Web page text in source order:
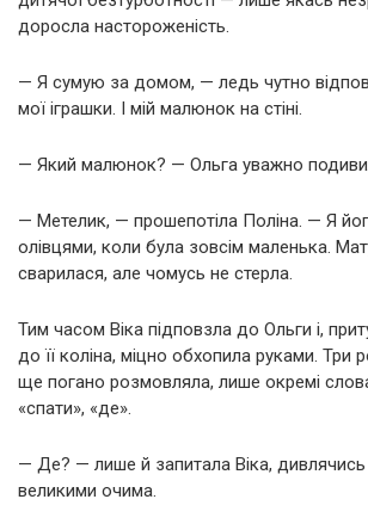
доросла настороженість.
— Я сумую за домом, — ледь чутно
мої іграшки. І мій малюнок на стіні.
— Який малюнок? — Ольга уважно
— Метелик, — прошепотіла Поліна. — Я
олівцями, коли була зовсім маленька.
сварилася, але чомусь не стерла.
Тим часом Віка підповзла до Ольги і,
до її коліна, міцно обхопила руками. Три
ще погано розмовляла, лише окремі
«спати», «де».
— Де? — лише й запитала Віка, дивлячись
великими очима.